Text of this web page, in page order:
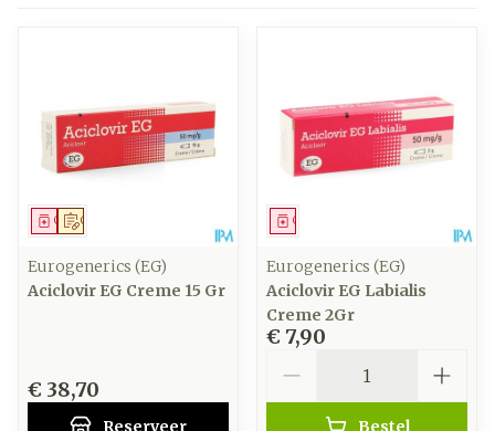
Op voorschrift
Geneesmiddel
Eurogenerics (EG)
Aciclovir EG Creme 15 Gr
€ 38,70
Reserveer
Geneesmiddel
Eurogenerics (EG)
Aciclovir EG Labialis
Creme 2Gr
€ 7,90
Bestel